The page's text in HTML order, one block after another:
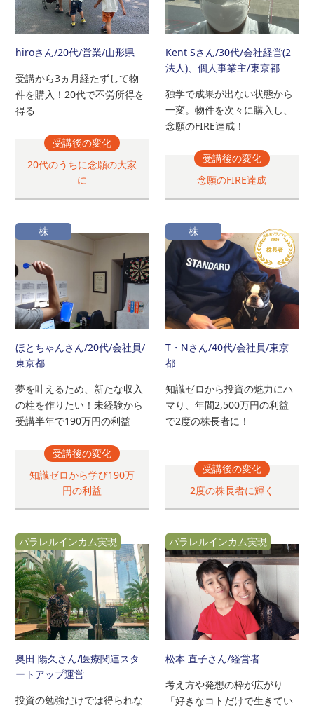
hiroさん/20代/営業/山形県
受講から3ヵ月経たずして物
件を購入！20代で不労所得を
得る
受講後の変化
20代のうちに念願の大家
に
Kent Sさん/30代/会社経営(2
法人)、個人事業主/東京都
独学で成果が出ない状態から
一変。物件を次々に購入し、
念願のFIRE達成！
受講後の変化
念願のFIRE達成
株
ほとちゃんさん/20代/会社員/
東京都
夢を叶えるため、新たな収入
の柱を作りたい！未経験から
受講半年で190万円の利益
受講後の変化
知識ゼロから学び190万
円の利益
株
T・Nさん/40代/会社員/東京
都
知識ゼロから投資の魅力にハ
マり、年間2,500万円の利益
で2度の株長者に！
受講後の変化
2度の株長者に輝く
パラレルインカム実現
奥田 陽久さん/医療関連スタ
ートアップ運営
投資の勉強だけでは得られな
パラレルインカム実現
松本 直子さん/経営者
考え方や発想の枠が広がり
「好きなコトだけで生きてい